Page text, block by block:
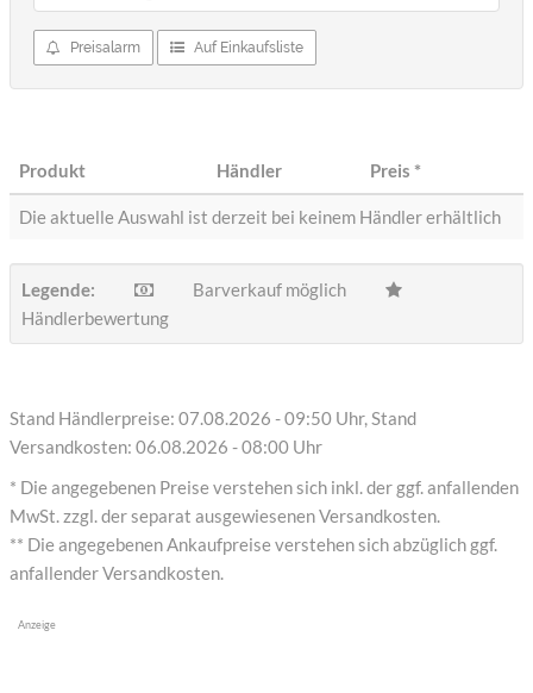
Preisalarm Auf Einkaufsliste
Produkt Händler Preis *
Die aktuelle Auswahl ist derzeit bei keinem Händler erhältlich
Legende:
Barverkauf möglich
Händlerbewertung
Stand Händlerpreise: 07.08.2026 - 09:50 Uhr, Stand
Versandkosten: 06.08.2026 - 08:00 Uhr
* Die angegebenen Preise verstehen sich inkl. der ggf. anfallenden
MwSt. zzgl. der separat ausgewiesenen Versandkosten.
** Die angegebenen Ankaufpreise verstehen sich abzüglich ggf.
anfallender Versandkosten.
Anzeige